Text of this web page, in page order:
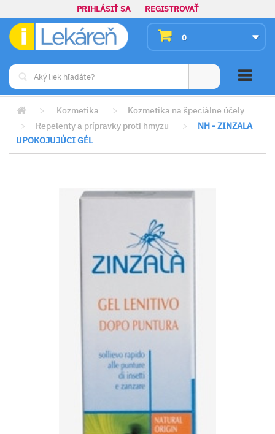
PRIHLÁSIŤ SA REGISTROVAŤ
0
> Kozmetika >
Kozmetika na špeciálne účely
>
Repelenty a prípravky proti hmyzu >
NH - ZINZALA
UPOKOJUJÚCI GÉL